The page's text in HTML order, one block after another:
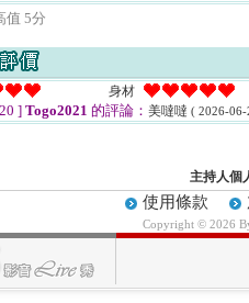
值 5分
身材
]Togo2021 的評論： 美噠噠 ( 2026-
主持人個
使用條款
Copyright © 2026